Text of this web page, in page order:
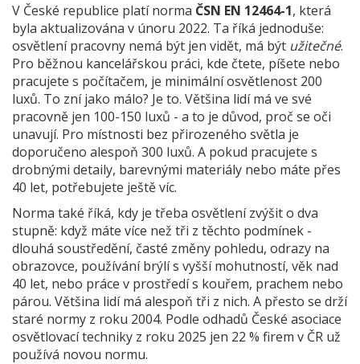
V České republice platí norma ČSN EN 12464-1, která
byla aktualizována v únoru 2022. Ta říká jednoduše:
osvětlení pracovny nemá být jen vidět, má být užitečné.
Pro běžnou kancelářskou práci, kde čtete, píšete nebo
pracujete s počítačem, je minimální osvětlenost 200
luxů. To zní jako málo? Je to. Většina lidí má ve své
pracovně jen 100-150 luxů - a to je důvod, proč se oči
unavují. Pro místnosti bez přirozeného světla je
doporučeno alespoň 300 luxů. A pokud pracujete s
drobnými detaily, barevnými materiály nebo máte přes
40 let, potřebujete ještě víc.
Norma také říká, kdy je třeba osvětlení zvýšit o dva
stupně: když máte více než tři z těchto podmínek -
dlouhá soustředění, časté změny pohledu, odrazy na
obrazovce, používání brýlí s vyšší mohutností, věk nad
40 let, nebo práce v prostředí s kouřem, prachem nebo
párou. Většina lidí má alespoň tři z nich. A přesto se drží
staré normy z roku 2004. Podle odhadů České asociace
osvětlovací techniky z roku 2025 jen 22 % firem v ČR už
používá novou normu.